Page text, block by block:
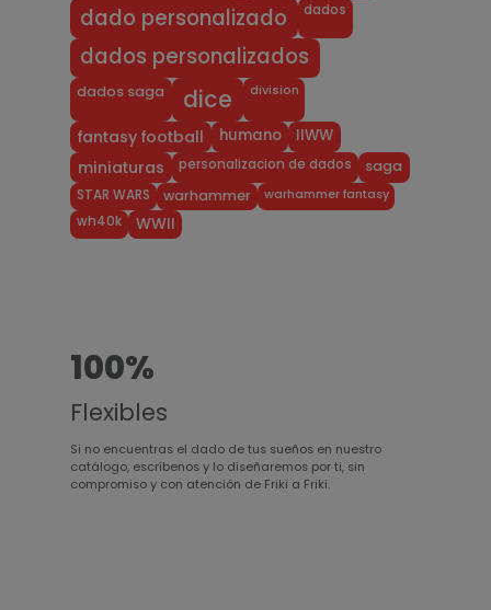
dado personalizado dados
dados personalizados
dados saga dice division
fantasy football humano IIWW
miniaturas personalizacion de dados saga
STAR WARS warhammer warhammer fantasy
wh40k WWII
100%
Flexibles
Si no encuentras el dado de tus sueños en nuestro
catálogo, escríbenos y lo diseñaremos por ti, sin
compromiso y con atención de Friki a Friki.